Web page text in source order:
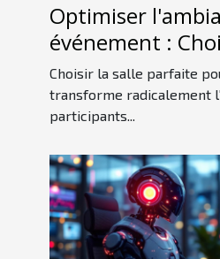
Optimiser
événement :
idéale
Choisir la salle parfaite
transforme radicalement
participants...